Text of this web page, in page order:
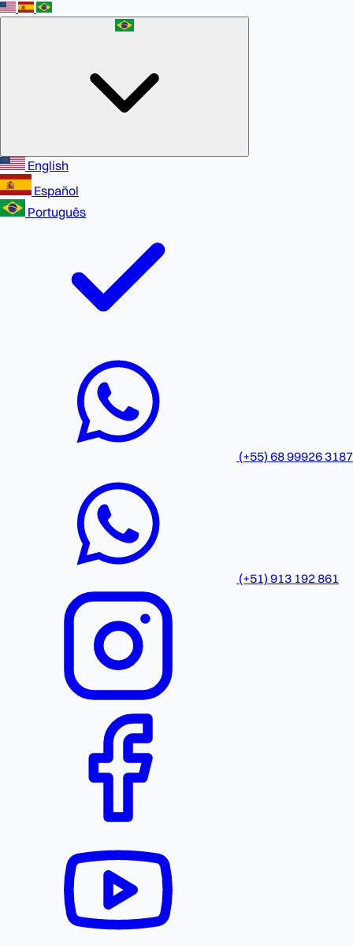
English
Español
Português
(+55) 68 99926 3187
(+51) 913 192 861